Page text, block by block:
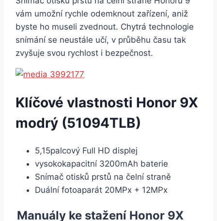
vám umožní rychle odemknout zařízení, aniž
byste ho museli zvednout. Chytrá technologie
snímání se neustále učí, v průběhu času tak
zvyšuje svou rychlost i bezpečnost.
Klíčové vlastnosti Honor 9X
modrý (51094TLB)
5,15palcový Full HD displej
vysokokapacitní 3200mAh baterie
Snímač otisků prstů na čelní straně
Duální fotoaparát 20MPx + 12MPx
Manuály ke stažení Honor 9X